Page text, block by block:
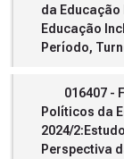
da Educação
Educação
Período,
016407 -
Políticos da
2024/
Perspectiva